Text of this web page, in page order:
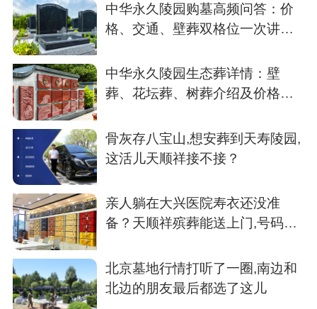
中华永久陵园购墓高频问答：价
格、交通、壁葬双格位一次讲清
中华永久陵园生态葬详情：壁
葬、花坛葬、树葬介绍及价格参
骨灰存八宝山,想安葬到天寿陵园,
这活儿天顺祥接不接？
亲人躺在大兴医院寿衣还没准
备？天顺祥殡葬能送上门,号码我
北京墓地行情打听了一圈,南边和
北边的朋友最后都选了这儿